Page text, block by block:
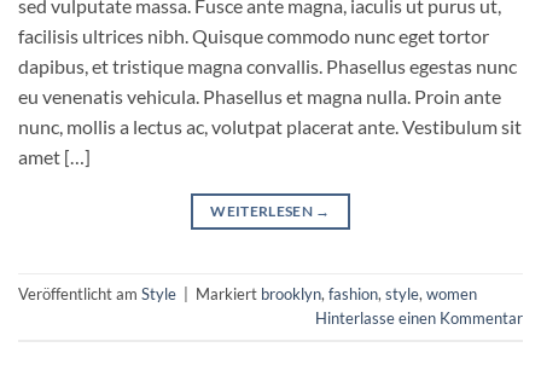
sed vulputate massa. Fusce ante magna, iaculis ut purus ut,
facilisis ultrices nibh. Quisque commodo nunc eget tortor
dapibus, et tristique magna convallis. Phasellus egestas nunc
eu venenatis vehicula. Phasellus et magna nulla. Proin ante
nunc, mollis a lectus ac, volutpat placerat ante. Vestibulum sit
amet […]
WEITERLESEN →
Veröffentlicht am Style Markiert brooklyn,fashion,style,women
Hinterlasse einen Kommentar